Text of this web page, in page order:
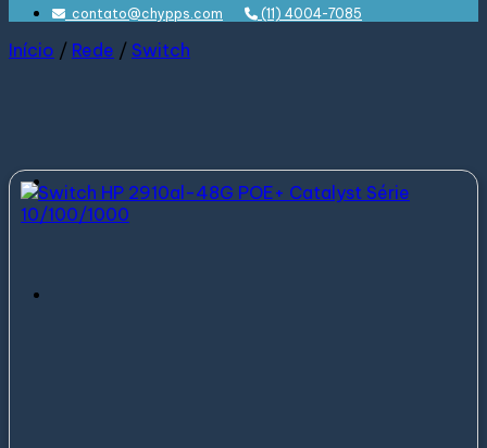
contato@chypps.com (11) 4004-7085
Início / Rede / Switch